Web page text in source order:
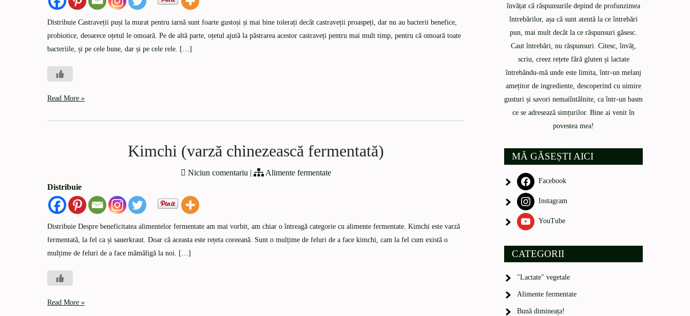
Distribuie Castraveții puși la murat pentru iarnă sunt foarte gustoși și mai bine tolerați decât castraveții proaspeți, dar nu au bacterii benefice,
probiotice, deoarece oțetul le omoară. Pe de altă parte, oțetul ajută la păstrarea acestor castraveți pentru mai mult timp, pentru că omoară toate
bacteriile, și pe cele bune, dar și pe cele rele. […]
Read More »
Kimchi (varză chinezească fermentată)
Niciun comentariu |
Alimente fermentate
Distribuie
Distribuie Despre beneficitatea alimentelor fermentate am mai vorbit, am chiar o întreagă categorie cu alimente fermentate. Kimchi este varză
fermentată, la fel ca și sauerkraut. Doar că aceasta este rețeta coreeană. Sunt o mulțime de feluri de a face kimchi, cam la fel cum există o
mulțime de feluri de a face mămăligă la noi. […]
Read More »
învățat că răspunsurile depind de profunzimea
întrebărilor, așa că sunt atentă la ce întrebări
pun, mai mult decât la ce răspunsuri găsesc.
Caut întrebări, nu răspunsuri. Citesc, învăț,
scriu, creez rețete fără gluten și lactate
întrebându-mă unde este limita, într-un melanj
amețitor de ingrediente, descoperind cu uimire
gusturi și savori nemaiîntâlnite, ca într-un basm
ce se adresează simțurilor. Bine ai venit în
povestea mea!
MĂ GĂSEȘTI AICI
Facebook
Instagram
YouTube
CATEGORII
"Lactate" vegetale
Alimente fermentate
Bună dimineața!